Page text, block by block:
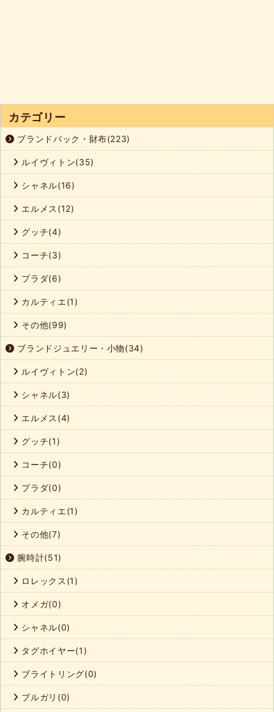
カテゴリー
ブランドバック・財布(223)
ルイヴィトン(35)
シャネル(16)
エルメス(12)
グッチ(4)
コーチ(3)
プラダ(6)
カルティエ(1)
その他(99)
ブランドジュエリー・小物(34)
ルイヴィトン(2)
シャネル(3)
エルメス(4)
グッチ(1)
コーチ(0)
プラダ(0)
カルティエ(1)
その他(7)
腕時計(51)
ロレックス(1)
オメガ(0)
シャネル(0)
タグホイヤー(1)
ブライトリング(0)
ブルガリ(0)